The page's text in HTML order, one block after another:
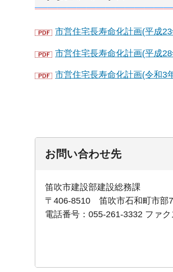
市営住宅長寿命化計画(平成
市営住宅長寿命化計画(平成
市営住宅長寿命化計画(令和3
お問い合わせ先
笛吹市建設部建設総務課
〒406-8510 笛吹市石和町市
電話番号：055-261-3332 ファ